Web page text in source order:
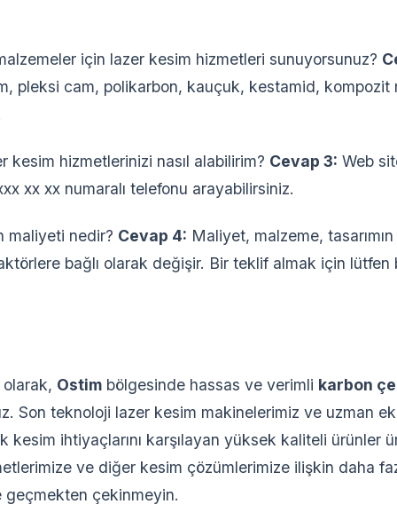
için lazer kesim hizmetleri sunuyorsunuz?
pleksi cam, polikarbon, kauçuk, kestamid, kompozit
kesim hizmetlerinizi nasıl alabilirim? Cevap 3: Web
xx xx numaralı telefonu arayabilirsiniz.
maliyeti nedir? Cevap 4: Maliyet, malzeme, tasarımın
bağlı olarak değişir. Bir teklif almak için lütfen
Ostim bölgesinde hassas ve verimli karbon
Son teknoloji lazer kesim makinelerimiz ve uzman
kesim ihtiyaçlarını karşılayan yüksek kaliteli ürünler
ve diğer kesim çözümlerimize ilişkin daha
geçmekten çekinmeyin.